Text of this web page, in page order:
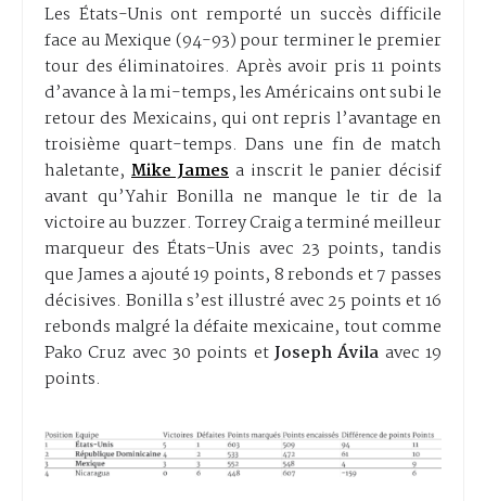
Les États-Unis ont remporté un succès difficile
face au Mexique (94-93) pour terminer le premier
tour des éliminatoires. Après avoir pris 11 points
d’avance à la mi-temps, les Américains ont subi le
retour des Mexicains, qui ont repris l’avantage en
troisième quart-temps. Dans une fin de match
haletante, Mike James a inscrit le panier décisif
avant qu’Yahir Bonilla ne manque le tir de la
victoire au buzzer. Torrey Craig a terminé meilleur
marqueur des États-Unis avec 23 points, tandis
que James a ajouté 19 points, 8 rebonds et 7 passes
décisives. Bonilla s’est illustré avec 25 points et 16
rebonds malgré la défaite mexicaine, tout comme
Pako Cruz avec 30 points etJoseph Ávila avec 19
points.